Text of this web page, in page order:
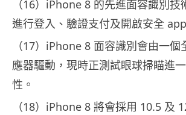
（16）iPhone 8 的先進面容識別
進行登入、驗證支付及開啟安全
（17）iPhone 8 面容識別會由一
應器驅動，現時正測試眼球掃瞄進
性。
（18）iPhone 8 將會採用 10.5 及